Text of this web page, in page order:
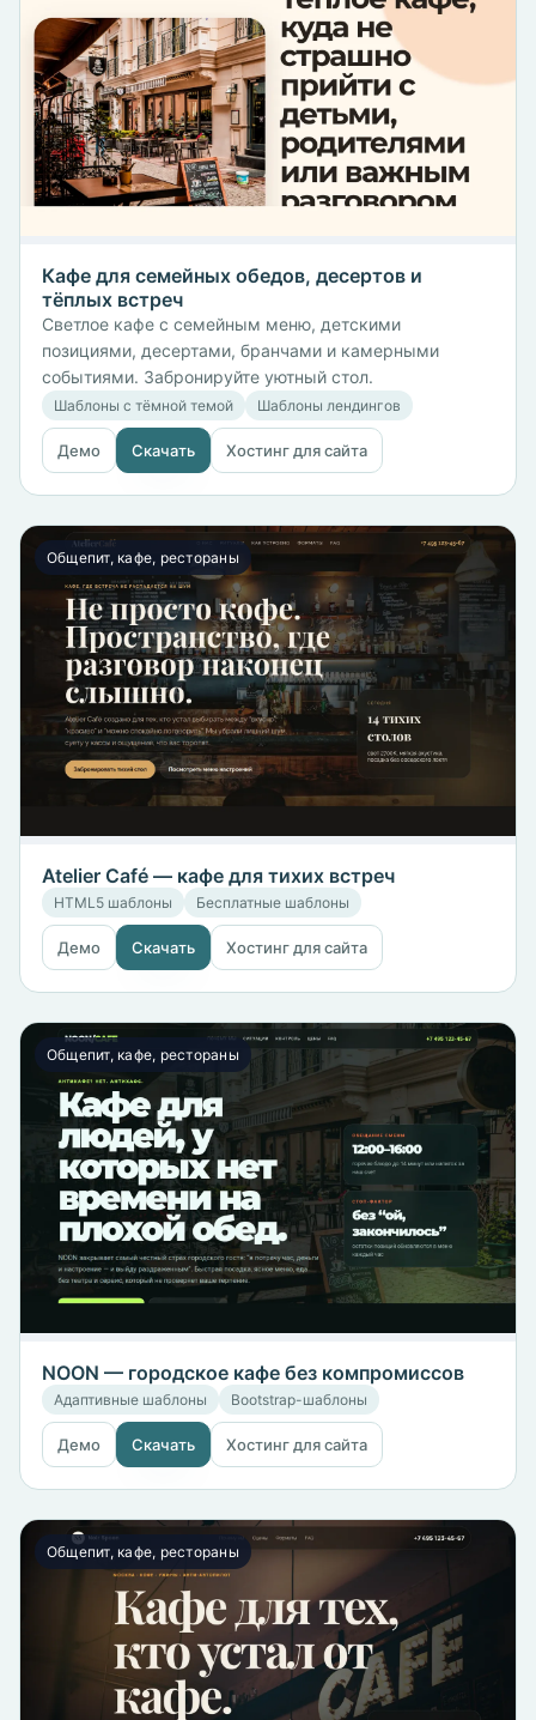
Кафе для семейных обедов, десертов и
тёплых встреч
Светлое кафе с семейным меню, детскими
позициями, десертами, бранчами и камерными
событиями. Забронируйте уютный стол.
Шаблоны с тёмной темой Шаблоны лендингов
Демо Скачать Хостинг для сайта
Общепит, кафе, рестораны
Atelier Café — кафе для тихих встреч
HTML5 шаблоны Бесплатные шаблоны
Демо Скачать Хостинг для сайта
Общепит, кафе, рестораны
NOON — городское кафе без компромиссов
Адаптивные шаблоны Bootstrap-шаблоны
Демо Скачать Хостинг для сайта
Общепит, кафе, рестораны